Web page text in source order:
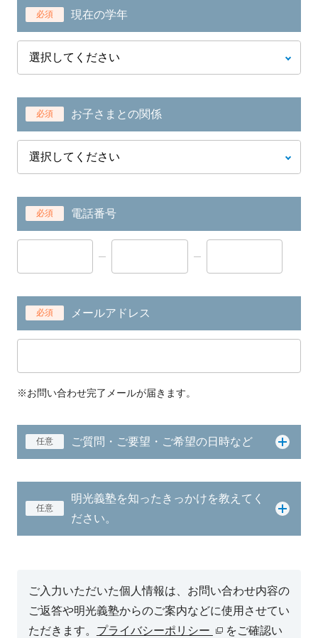
必須 現在の学年
必須 お子さまとの関係
必須 電話番号
必須 メールアドレス
※お問い合わせ完了メールが届きます。
任意 ご質問・ご要望・ご希望の日時など
任意
明光義塾を知ったきっかけを教えてく
ださい。
ご入力いただいた個人情報は、お問い合わせ内容の
ご返答や明光義塾からのご案内などに使用させてい
ただきます。 プライバシーポリシー をご確認い